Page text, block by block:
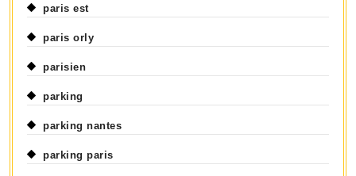
paris est
paris orly
parisien
parking
parking nantes
parking paris